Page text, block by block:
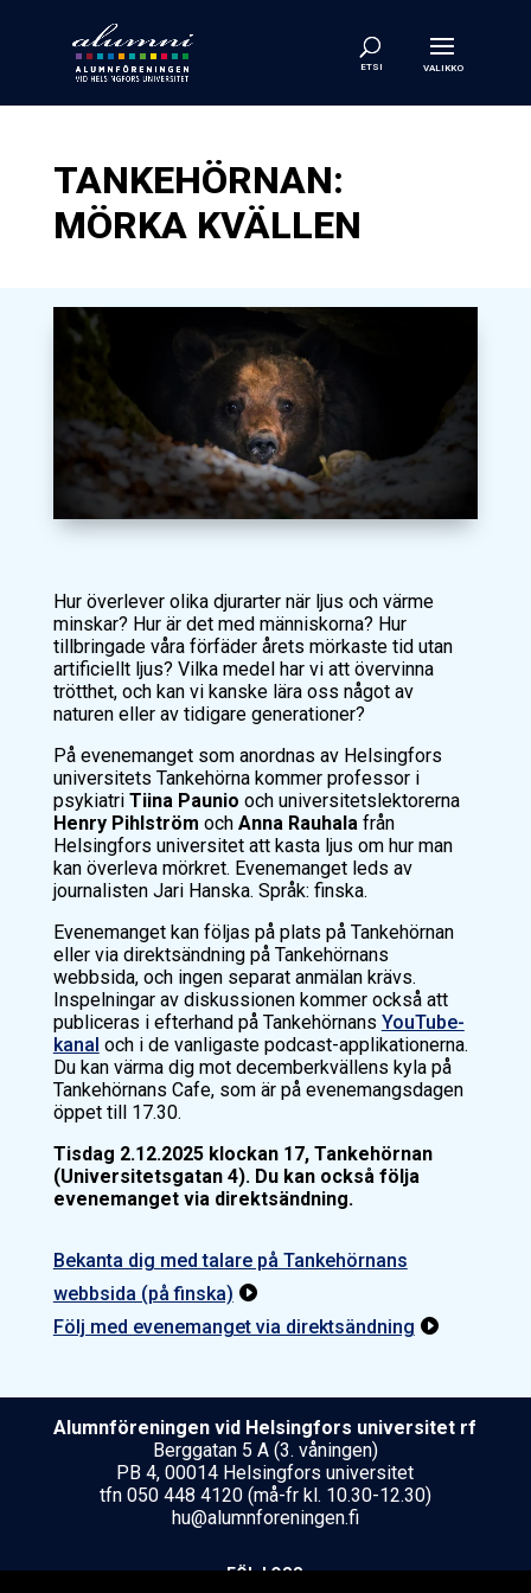
TANKEHÖRNAN:
MÖRKA KVÄLLEN
Hur överlever olika djurarter när ljus och värme
minskar? Hur är det med människorna? Hur
tillbringade våra förfäder årets mörkaste tid utan
artificiellt ljus? Vilka medel har vi att övervinna
trötthet, och kan vi kanske lära oss något av
naturen eller av tidigare generationer?
På evenemanget som anordnas av Helsingfors
universitets Tankehörna kommer professor i
psykiatri Tiina Paunio och universitetslektorerna
Henry Pihlström och Anna Rauhalafrån
Helsingfors universitet att kasta ljus om hur man
kan överleva mörkret. Evenemanget leds av
journalisten Jari Hanska. Språk: finska.
Evenemanget kan följas på plats på Tankehörnan
eller via direktsändning på Tankehörnans
webbsida, och ingen separat anmälan krävs.
Inspelningar av diskussionen kommer också att
publiceras i efterhand på Tankehörnans YouTube-
kanal och i de vanligaste podcast-applikationerna.
Du kan värma dig mot decemberkvällens kyla på
Tankehörnans Cafe, som är på evenemangsdagen
öppet till 17.30.
Tisdag 2.12.2025 klockan 17, Tankehörnan
(Universitetsgatan 4). Du kan också följa
evenemanget via direktsändning.
Bekanta dig med talare på Tankehörnans
webbsida (på finska) 
Följ med evenemanget via direktsändning 
Alumnföreningen vid Helsing­fors uni­ver­si­tet rf
Berggatan 5 A (3. våningen)
PB 4, 00014 Helsingfors universitet
tfn 050 448 4120 (må-fr kl. 10.30-12.30)
hu@alumnforeningen.fi
FÖLJ OSS